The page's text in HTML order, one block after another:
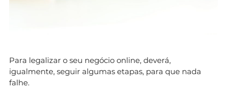
Para legalizar o seu negócio online, deverá,
igualmente, seguir algumas etapas, para que nada
falhe.